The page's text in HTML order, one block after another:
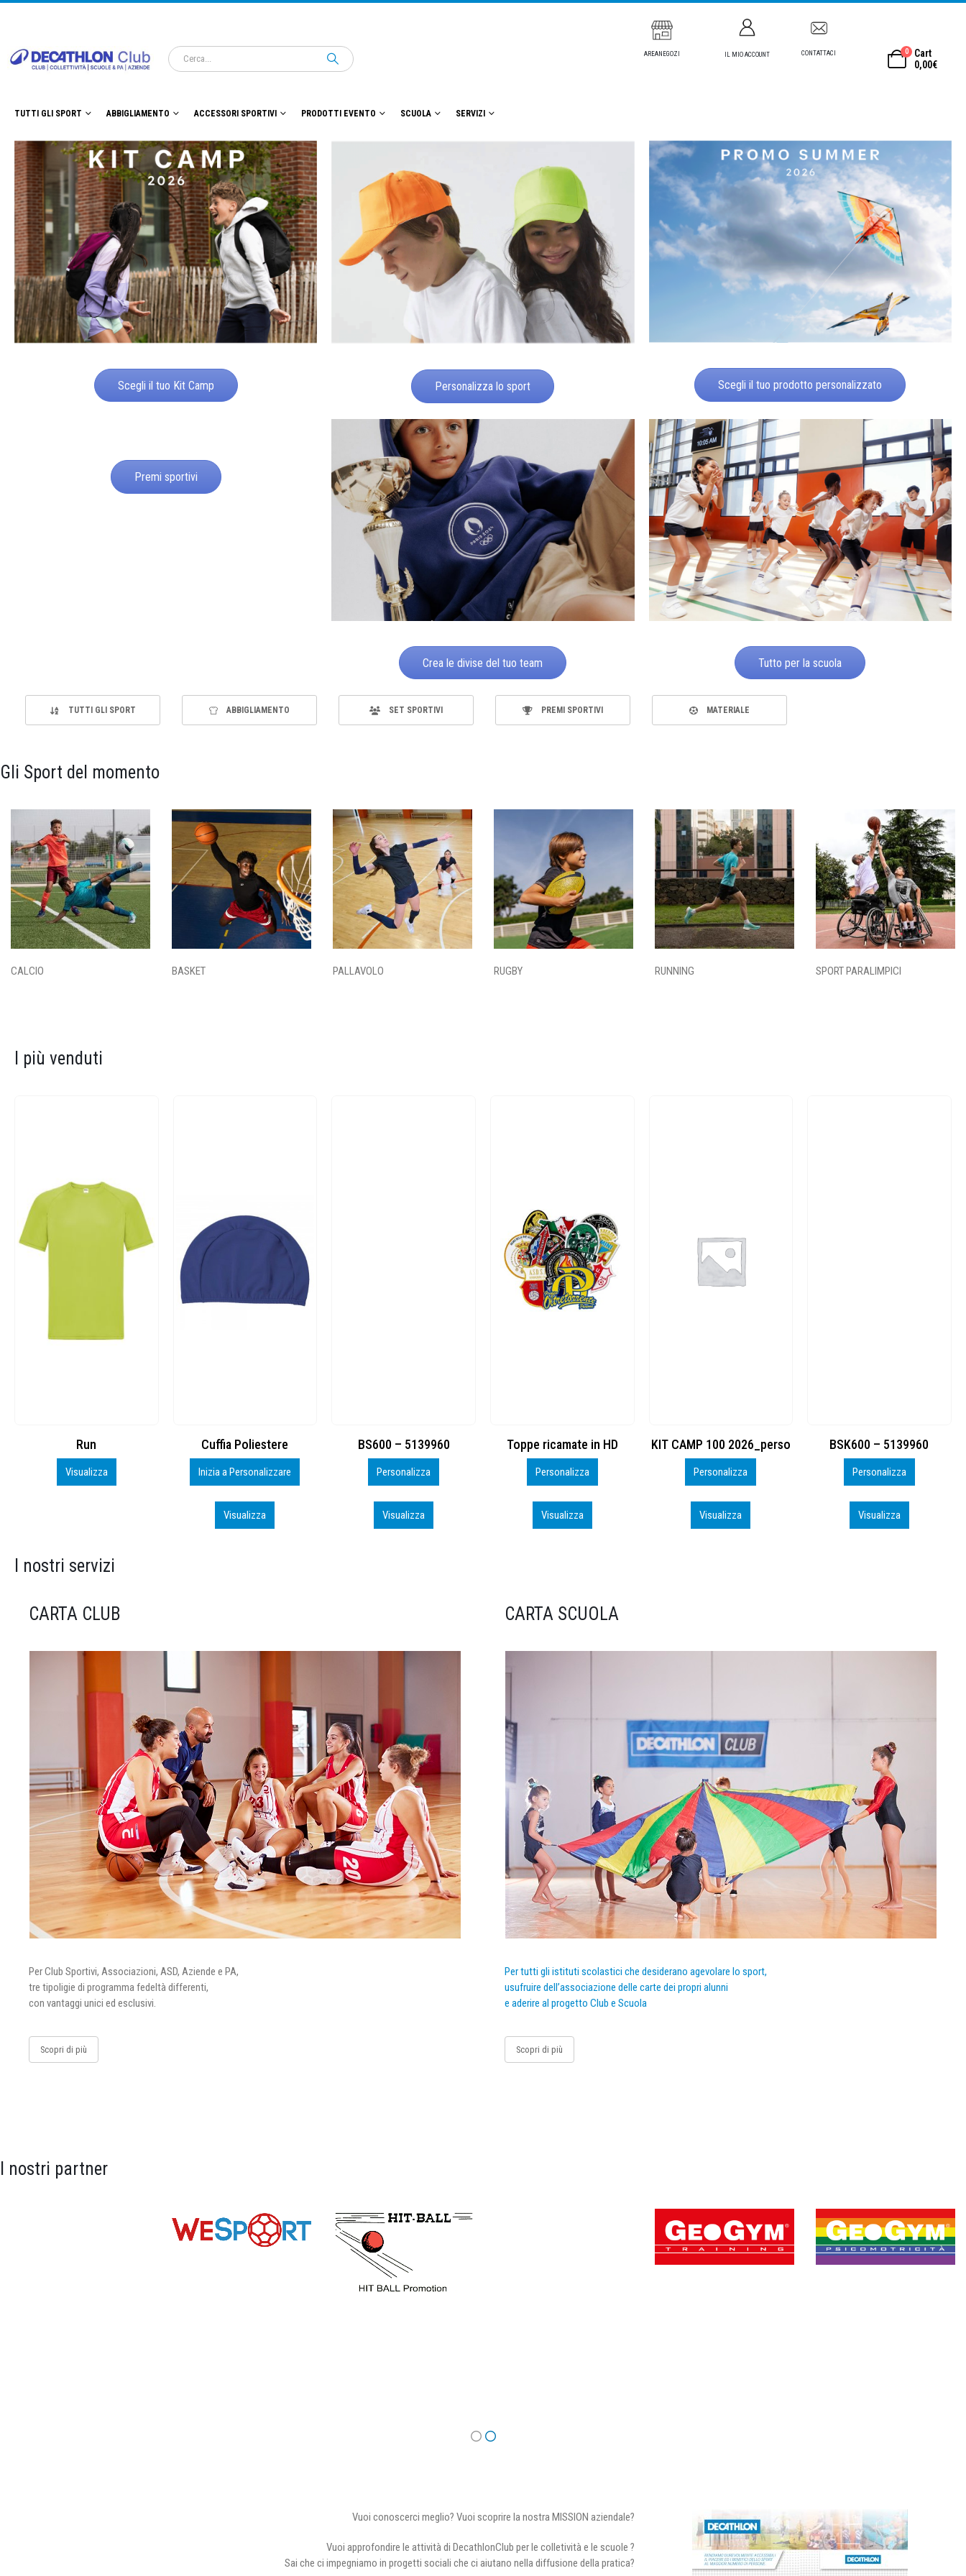
AREANEGOZI IL MIO ACCOUNT CONTATTACI 0
Cart
0,00€
TUTTI GLI SPORT ABBIGLIAMENTO ACCESSORI SPORTIVI PRODOTTI EVENTO SCUOLA SERVIZI
Scegli il tuo Kit Camp Personalizza lo sport Scegli il tuo prodotto personalizzato
Premi sportivi
Crea le divise del tuo team Tutto per la scuola
TUTTI GLI SPORT ABBIGLIAMENTO SET SPORTIVI PREMI SPORTIVI MATERIALE
Gli Sport del momento
CALCIO BASKET PALLAVOLO RUGBY RUNNING SPORT PARALIMPICI
I più venduti
Cuffia Poliestere
Inizia a Personalizzare
BS600 – 5139960
Personalizza
Visualizza
Toppe ricamate in HD
Personalizza
Visualizza
KIT CAMP 100 2026_perso
Personalizza
Visualizza
BSK600 – 5139960
Personalizza
Visualizza
DTF
Personalizza
Visualizza
I nostri servizi
CARTA CLUB
Per Club Sportivi, Associazioni, ASD, Aziende e PA,
tre tipoligie di programma fedeltà differenti,
con vantaggi unici ed esclusivi.
Scopri di più
CARTA SCUOLA
Per tutti gli istituti scolastici che desiderano agevolare lo sport,
usufruire dell’associazione delle carte dei propri alunni
e aderire al progetto Club e Scuola
Scopri di più
I nostri partner
Vuoi conoscerci meglio? Vuoi scoprire la nostra MISSION aziendale?
Vuoi approfondire le attività di DecathlonClub per le colletività e le scuole ?
Sai che ci impegniamo in progetti sociali che ci aiutano nella diffusione della pratica?